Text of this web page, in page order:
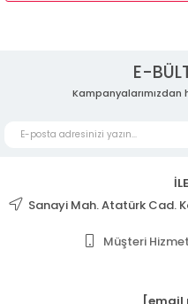
E-
Kampanyalarımızdan
Sanayi Mah. Atatürk Cad.
Müşteri
[email